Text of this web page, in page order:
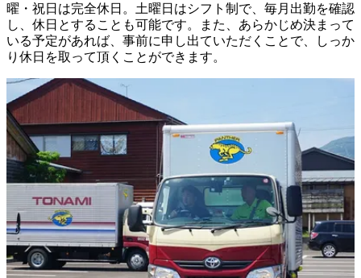
曜・祝日は完全休日。土曜日はシフト制で、毎月出勤を確認
し、休日とすることも可能です。また、あらかじめ決まって
いる予定があれば、事前に申し出ていただくことで、しっか
り休日を取って頂くことができます。